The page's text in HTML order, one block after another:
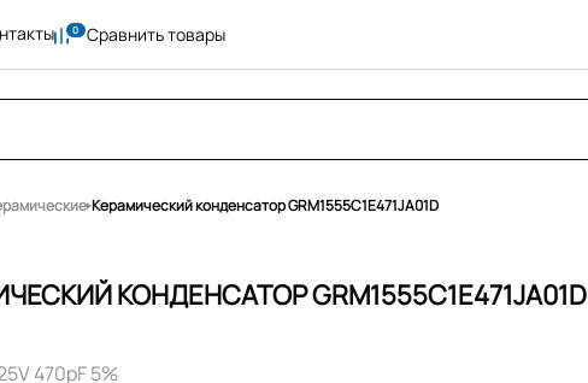
Сравнить товары
Керамический конденсатор GRM1555C1E471JA01D
КОНДЕНСАТОР GRM1555C1E471JA01D
470pF 5%